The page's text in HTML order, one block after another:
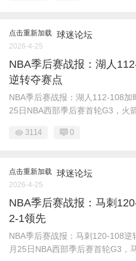
点击重新加载 球迷论坛
2026-4-25
NBA季后赛战报：湖人
逆转夺赛点
NBA季后赛战报：湖人112-108
25日NBA西部季后赛首轮G3，火
3114 0
点击重新加载 球迷论坛
2026-4-25
NBA季后赛战报：马刺
2-1领先
NBA季后赛战报：马刺120-108
月25日NBA西部季后赛首轮G3，